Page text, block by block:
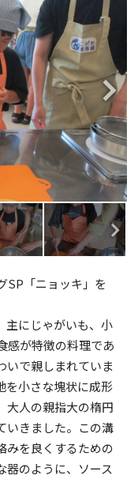
SP「ニョッキ」を
主にじゃがいも、小
感が特徴の料理であ
いで親しまれていま
を小さな塊状に成形
大人の親指大の楕円
いきました。この溝
みを良くするための
器のように、ソース